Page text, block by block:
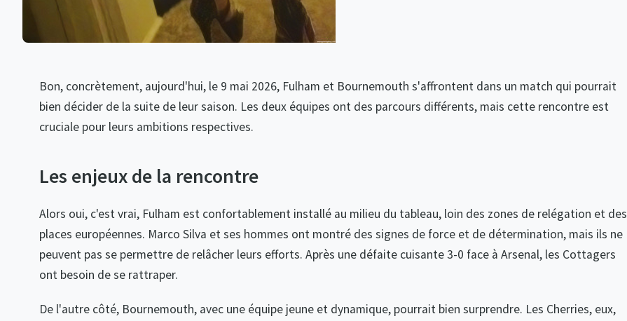
Bon, concrètement, aujourd'hui, le 9 mai 2026, Fulham et Bournemouth s'affrontent dans un match qui pourrait
bien décider de la suite de leur saison. Les deux équipes ont des parcours différents, mais cette rencontre est
cruciale pour leurs ambitions respectives.
Les enjeux de la rencontre
Alors oui, c'est vrai, Fulham est confortablement installé au milieu du tableau, loin des zones de relégation et des
places européennes. Marco Silva et ses hommes ont montré des signes de force et de détermination, mais ils ne
peuvent pas se permettre de relâcher leurs efforts. Après une défaite cuisante 3-0 face à Arsenal, les Cottagers
ont besoin de se rattraper.
De l'autre côté, Bournemouth, avec une équipe jeune et dynamique, pourrait bien surprendre. Les Cherries, eux,